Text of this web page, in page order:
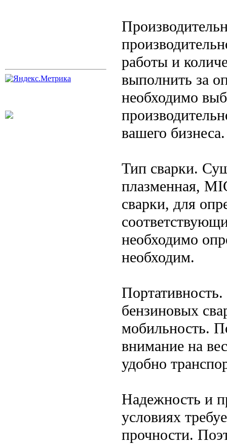
работы и
выполнить за
необходимо
вашего бизнеса.
Тип сварки.
плазменная,
сварки, для
необходимо
необходим.
бензиновых
мобильность.
внимание на
удобно
Надежность и
условиях
прочности.